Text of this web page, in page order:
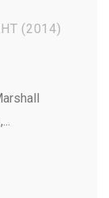
(2014)